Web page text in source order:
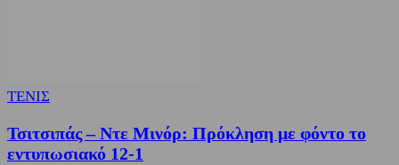
ΤΕΝΙΣ
Τσιτσιπάς – Ντε Μινόρ: Πρόκληση με φόντο το
εντυπωσιακό 12-1